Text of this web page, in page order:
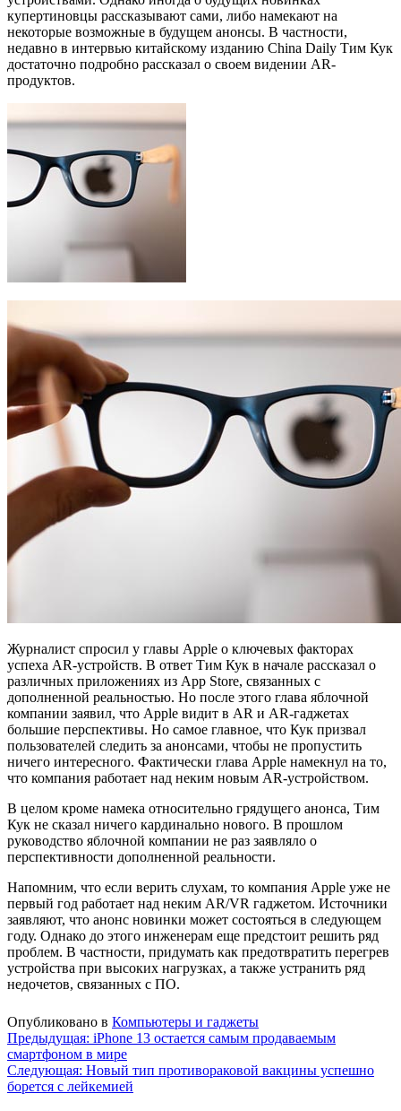
купертиновцы рассказывают сами, либо намекают на
некоторые возможные в будущем анонсы. В частности,
недавно в интервью китайскому изданию China Daily Тим Кук
достаточно подробно рассказал о своем видении AR-
продуктов.
Журналист спросил у главы Apple о ключевых факторах
успеха AR-устройств. В ответ Тим Кук в начале рассказал о
различных приложениях из App Store, связанных с
дополненной реальностью. Но после этого глава яблочной
компании заявил, что Apple видит в AR и AR-гаджетах
большие перспективы. Но самое главное, что Кук призвал
пользователей следить за анонсами, чтобы не пропустить
ничего интересного. Фактически глава Apple намекнул на то,
что компания работает над неким новым AR-устройством.
В целом кроме намека относительно грядущего анонса, Тим
Кук не сказал ничего кардинально нового. В прошлом
руководство яблочной компании не раз заявляло о
перспективности дополненной реальности.
Напомним, что если верить слухам, то компания Apple уже не
первый год работает над неким AR/VR гаджетом. Источники
заявляют, что анонс новинки может состояться в следующем
году. Однако до этого инженерам еще предстоит решить ряд
проблем. В частности, придумать как предотвратить перегрев
устройства при высоких нагрузках, а также устранить ряд
недочетов, связанных с ПО.
Опубликовано в Компьютеры и гаджеты
Навигация
по
записям
Предыдущая: iPhone 13 остается самым продаваемым
смартфоном в мире
Следующая: Новый тип противораковой вакцины успешно
борется с лейкемией